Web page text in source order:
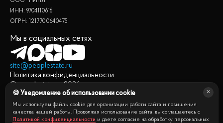
ИНН: 9704110616
ОГРН: 1217700640475
Мы в социальных сетях
site@peoplestate.ru
Политика конфиденциальности
© peoplestate.ru 2026
Представленная на сайте информация, в т.ч. стоимости
квартир, носит информационный характер и не является
публичной офертой. Условия продажи квартиры могут быть
🍪 Уведомление об использовании cookie
Мы используем файлы cookie для организации работы сайта и повышения
качества нашей работы. Продолжая использование сайта, вы соглашаетесь с
Политикой конфиденциальности и даете согласие на обработку персональных